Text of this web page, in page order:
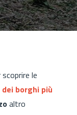
le
dei borghi più
altro